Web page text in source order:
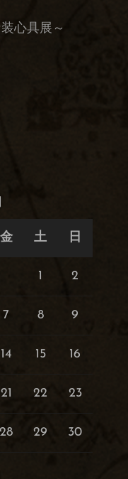
心具展～
金 土 日
1 2
7 8 9
14 15 16
21 22 23
28 29 30